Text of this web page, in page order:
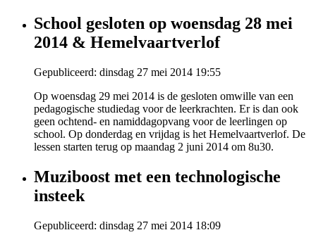
School gesloten op woensdag 28 mei
2014 & Hemelvaartverlof
Gepubliceerd: dinsdag 27 mei 2014 19:55
Op woensdag 29 mei 2014 is de gesloten omwille van een
pedagogische studiedag voor de leerkrachten. Er is dan ook
geen ochtend- en namiddagopvang voor de leerlingen op
school. Op donderdag en vrijdag is het Hemelvaartverlof. De
lessen starten terug op maandag 2 juni 2014 om 8u30.
Muziboost met een technologische
insteek
Gepubliceerd: dinsdag 27 mei 2014 18:09